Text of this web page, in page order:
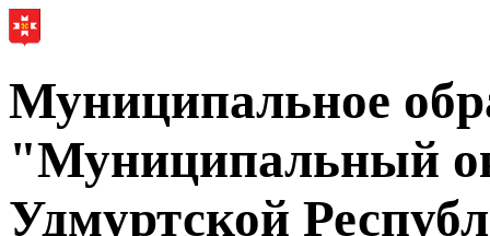
Муниципальное
"Муниципальный
Удмуртской